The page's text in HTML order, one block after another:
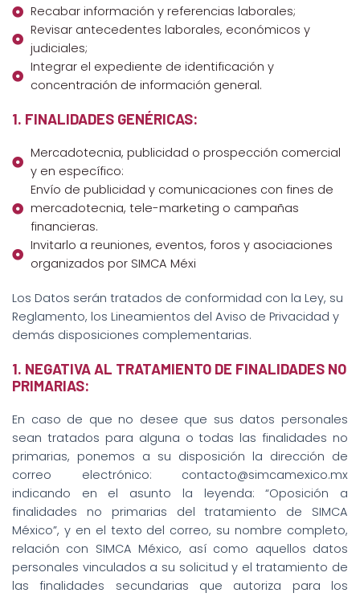
Recabar información y referencias laborales;
Revisar antecedentes laborales, económicos y
judiciales;
Integrar el expediente de identificación y
concentración de información general.
1. FINALIDADES GENÉRICAS:
Mercadotecnia, publicidad o prospección comercial
y en específico:
Envío de publicidad y comunicaciones con fines de
mercadotecnia, tele-marketing o campañas
financieras.
Invitarlo a reuniones, eventos, foros y asociaciones
organizados por SIMCA Méxi
Los Datos serán tratados de conformidad con la Ley, su
Reglamento, los Lineamientos del Aviso de Privacidad y
demás disposiciones complementarias.
1. NEGATIVA AL TRATAMIENTO DE FINALIDADES NO
PRIMARIAS:
En caso de que no desee que sus datos personales
sean tratados para alguna o todas las finalidades no
primarias, ponemos a su disposición la dirección de
correo electrónico: contacto@simcamexico.mx
indicando en el asunto la leyenda: “Oposición a
finalidades no primarias del tratamiento de SIMCA
México”, y en el texto del correo, su nombre completo,
relación con SIMCA México, así como aquellos datos
personales vinculados a su solicitud y el tratamiento de
las finalidades secundarias que autoriza para los